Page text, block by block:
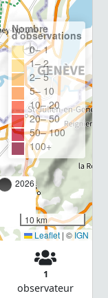
2026
Nombre
d'observations
0– 1
1– 2
2– 5
5– 10
10– 20
20– 50
50– 100
100+
10 km
Leaflet | ©IGN
1
observateur